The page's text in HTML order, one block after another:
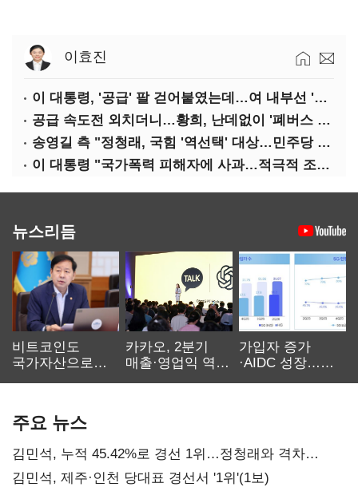
이효진
이 대통령, '공급' 팔 걷어붙였는데…여 내부선 '부동산 망언'(종합)
공급 속도전 외치더니…황희, 난데없이 '폐버스 리모델링' 제안
송영길 측 "정청래, 국힘 '역선택' 대상…민주당 대표로 총선 지휘 못해"
이 대통령 "국가폭력 피해자에 사과…적극적 조사로 진실 밝혀야"
뉴스리듬
비트코인도
국가자산으로…'
카카오, 2분기
매출·영업익 역대
가입자 증가
·AIDC 성장…
주요 뉴스
김민석, 누적 45.42%로 경선 1위…정청래와 격차
0.86%p(2보)
김민석, 제주·인천 당대표 경선서 '1위'(1보)